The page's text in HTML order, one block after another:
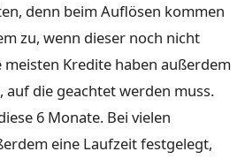
denn beim Auflösen kommen
zu, wenn dieser noch nicht
Kredite haben außerdem
die geachtet werden muss.
6 Monate. Bei vielen
eine Laufzeit festgelegt,